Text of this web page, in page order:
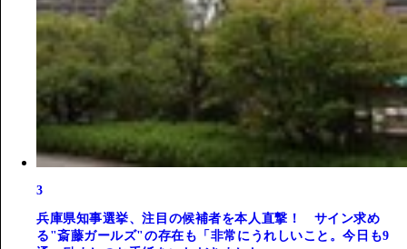
3
兵庫県知事選挙、注目の候補者を本人直撃！ サイン求め
る"斎藤ガールズ"の存在も「非常にうれしいこと。今日も9